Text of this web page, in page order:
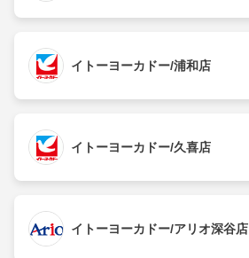
イトーヨーカドー/浦和店
イトーヨーカドー/久喜店
イトーヨーカドー/アリオ深谷店